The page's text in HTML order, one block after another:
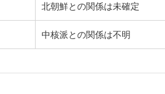
北朝鮮との関係は未確定
中核派との関係は不明